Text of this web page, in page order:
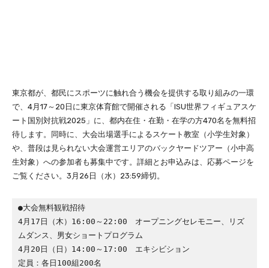
東京都が、都民にスポーツに触れ合う機会を提供する取り組みの一環
で、4月17～20日に東京体育館で開催される「ISU世界フィギュアスケ
ート国別対抗戦2025」に、都内在住・在勤・在学の方470名を無料招
待します。同時に、大会出場選手によるスケート教室（小学生対象）
や、普段は見られない大会運営エリアのバックヤードツアー（小中高
生対象）への参加者も募集中です。詳細とお申込みは、応募ページを
ご覧ください。3月26日（水）23:59締切。
●大会無料観戦招待
4月17日（木）16:00～22:00　オープニングセレモニー、リズ
ムダンス、男女ショートプログラム
4月20日（日）14:00～17:00　エキシビション
定員：各日100組200名